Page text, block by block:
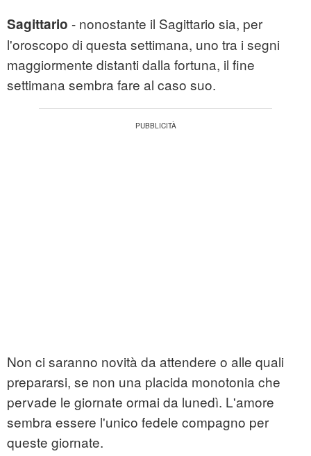
Sagittario - nonostante il Sagittario sia, per
l'oroscopo di questa settimana, uno tra i segni
maggiormente distanti dalla fortuna, il fine
settimana sembra fare al caso suo.
Non ci saranno novità da attendere o alle quali
prepararsi, se non una placida monotonia che
pervade le giornate ormai da lunedì. L'amore
sembra essere l'unico fedele compagno per
queste giornate.